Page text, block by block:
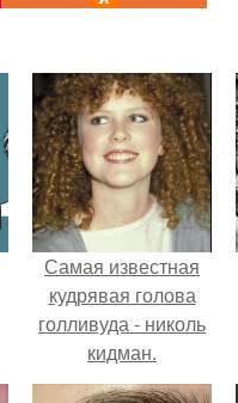
Самая известная
кудрявая голова
голливуда - николь
кидман.